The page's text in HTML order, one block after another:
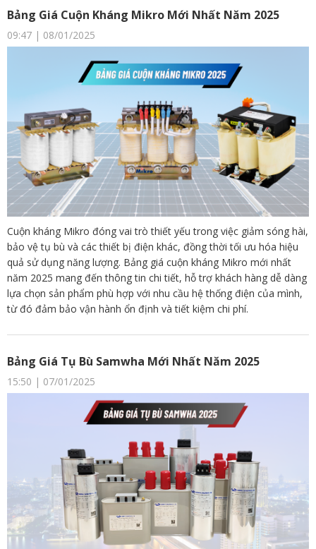
Bảng Giá Cuộn Kháng Mikro Mới Nhất Năm 2025
09:47 | 08/01/2025
Cuộn kháng Mikro đóng vai trò thiết yếu trong việc giảm sóng hài,
bảo vệ tụ bù và các thiết bị điện khác, đồng thời tối ưu hóa hiệu
quả sử dụng năng lượng. Bảng giá cuộn kháng Mikro mới nhất
năm 2025 mang đến thông tin chi tiết, hỗ trợ khách hàng dễ dàng
lựa chọn sản phẩm phù hợp với nhu cầu hệ thống điện của mình,
từ đó đảm bảo vận hành ổn định và tiết kiệm chi phí.
Bảng Giá Tụ Bù Samwha Mới Nhất Năm 2025
15:50 | 07/01/2025